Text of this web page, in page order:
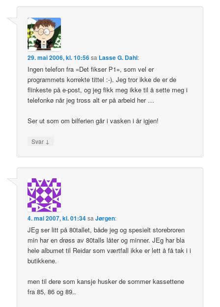
29. mai 2006, kl. 10:56sa Lasse G. Dahl:
Ingen telefon fra «Det fikser P1», som vel er
programmets korrekte tittel :-). Jeg tror ikke de er de
flinkeste på e-post, og jeg fikk meg ikke til å sette meg i
telefonkø når jeg tross alt er på arbeid her …
Ser ut som om bilferien går i vasken i år igjen!
Svar ↓
4. mai 2007, kl. 01:34sa Jørgen:
JEg ser litt på 80tallet, både jeg og spesielt storebroren
min har en drøss av 80talls låter og minner. JEg har bla
hele albumet til Reidar som værtfall ikke er lett å få tak i i
butikkene.
men til dere som kansje husker de sommer kassettene
fra 85, 86 og 89..